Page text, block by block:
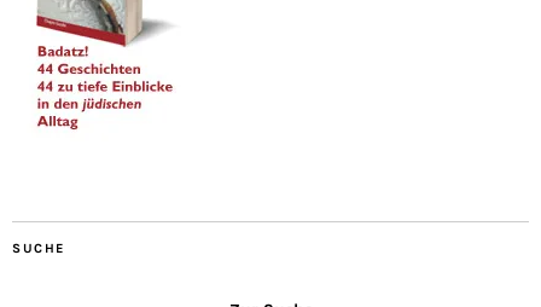
SUCHE